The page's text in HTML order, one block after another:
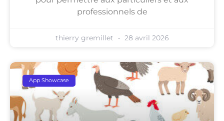
professionnels de
thierry gremillet 28 avril 2026
App Showcase